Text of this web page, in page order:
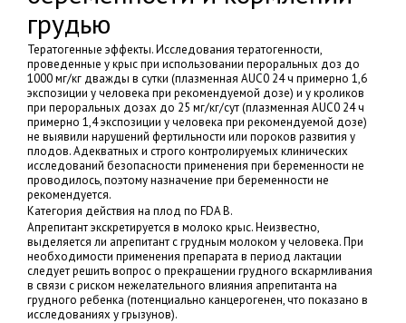
грудью
Тератогенные эффекты. Исследования тератогенности,
проведенные у крыс при использовании пероральных доз до
1000 мг/кг дважды в сутки (плазменная AUC0 24 ч примерно 1,6
экспозиции у человека при рекомендуемой дозе) и у кроликов
при пероральных дозах до 25 мг/кг/сут (плазменная AUC0 24 ч
примерно 1,4 экспозиции у человека при рекомендуемой дозе)
не выявили нарушений фертильности или пороков развития у
плодов. Адекватных и строго контролируемых клинических
исследований безопасности применения при беременности не
проводилось, поэтому назначение при беременности не
рекомендуется.
Категория действия на плод по FDA B.
Апрепитант экскретируется в молоко крыс. Неизвестно,
выделяется ли апрепитант с грудным молоком у человека. При
необходимости применения препарата в период лактации
следует решить вопрос о прекращении грудного вскармливания
в связи с риском нежелательного влияния апрепитанта на
грудного ребенка (потенциально канцерогенен, что показано в
исследованиях у грызунов).